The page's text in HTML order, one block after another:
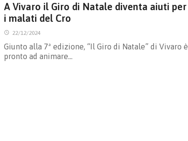
A Vivaro il Giro di Natale diventa aiuti per
i malati del Cro
22/12/2024
Giunto alla 7ª edizione, “Il Giro di Natale” di Vivaro è
pronto ad animare…